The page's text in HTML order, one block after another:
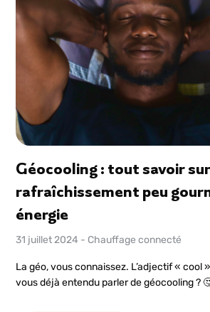
Géocooling : tout savoir
rafraîchissement peu
énergie
31 juillet 2024 - Chauffage connecté
La géo, vous connaissez. L’adjectif « cool
vous déjà entendu parler de géocooling ?